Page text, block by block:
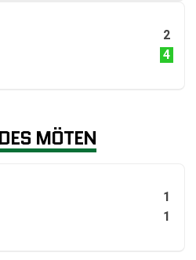
2
4
MÖTEN
1
1